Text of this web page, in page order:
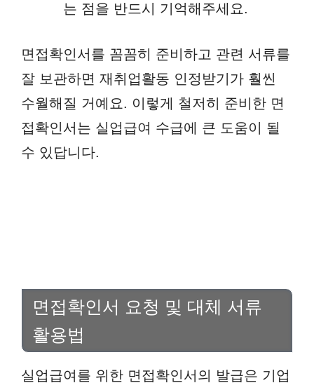
는 점을 반드시 기억해주세요.
면접확인서를 꼼꼼히 준비하고 관련 서류를
잘 보관하면 재취업활동 인정받기가 훨씬
수월해질 거예요. 이렇게 철저히 준비한 면
접확인서는 실업급여 수급에 큰 도움이 될
수 있답니다.
면접확인서 요청 및 대체 서류
활용법
실업급여를 위한 면접확인서의 발급은 기업